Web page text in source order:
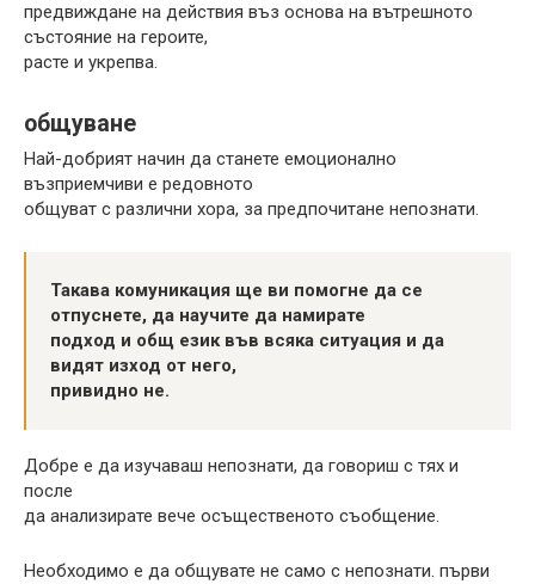
предвиждане на действия въз основа на вътрешното
състояние на героите,
расте и укрепва.
общуване
Най-добрият начин да станете емоционално
възприемчиви е редовното
общуват с различни хора, за предпочитане непознати.
Такава комуникация ще ви помогне да се
отпуснете, да научите да намирате
подход и общ език във всяка ситуация и да
видят изход от него,
привидно не.
Добре е да изучаваш непознати, да говориш с тях и
после
да анализирате вече осъщественото съобщение.
Необходимо е да общувате не само с непознати. първи